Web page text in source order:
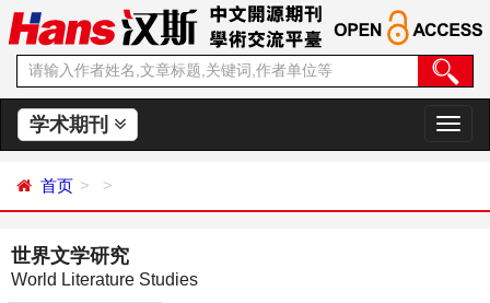
学术期刊
切
换
首页
世界文学研究
World Literature Studies